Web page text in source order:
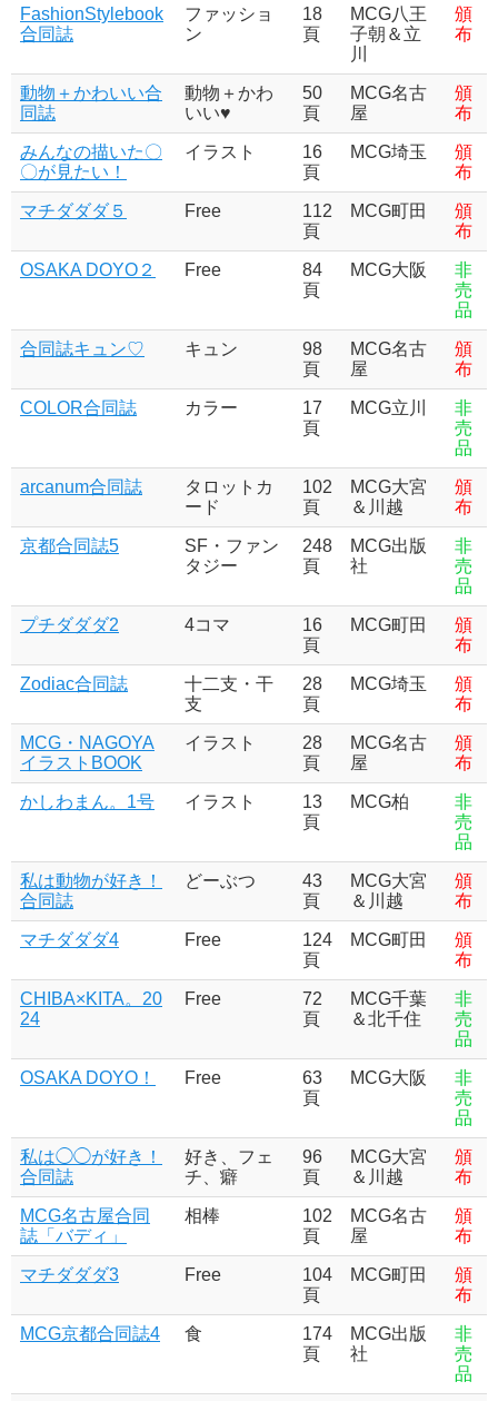
FashionStylebook
合同誌
ファッショ
ン
18
頁
MCG八王
子朝＆立
川
頒
布
動物＋かわいい合
同誌
動物＋かわ
いい♥
50
頁
MCG名古
屋
頒
布
みんなの描いた〇
〇が見たい！
イラスト
16
頁
MCG埼玉
頒
布
マチダダダ５ Free
112
頁
MCG町田
頒
布
OSAKA DOYO２ Free
84
頁
MCG大阪
非
売
品
合同誌キュン♡ キュン
98
頁
MCG名古
屋
頒
布
COLOR合同誌 カラー
17
頁
MCG立川
非
売
品
arcanum合同誌
タロットカ
ード
102
頁
MCG大宮
＆川越
頒
布
京都合同誌5
SF・ファン
タジー
248
頁
MCG出版
社
非
売
品
プチダダダ2 4コマ
16
頁
MCG町田
頒
布
Zodiac合同誌
十二支・干
支
28
頁
MCG埼玉
頒
布
MCG・NAGOYA
イラストBOOK
イラスト
28
頁
MCG名古
屋
頒
布
かしわまん。1号 イラスト
13
頁
MCG柏
非
売
品
私は動物が好き！
合同誌
どーぶつ
43
頁
MCG大宮
＆川越
頒
布
マチダダダ4 Free
124
頁
MCG町田
頒
布
CHIBA×KITA。20
24
Free
72
頁
MCG千葉
＆北千住
非
売
品
OSAKA DOYO！ Free
63
頁
MCG大阪
非
売
品
私は◯◯が好き！
合同誌
好き、フェ
チ、癖
96
頁
MCG大宮
＆川越
頒
布
MCG名古屋合同
誌「バディ」
相棒
102
頁
MCG名古
屋
頒
布
マチダダダ3 Free
104
頁
MCG町田
頒
布
MCG京都合同誌4 食
174
頁
MCG出版
社
非
売
品